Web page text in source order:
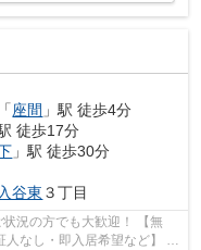
「座間 」駅 徒歩4分
徒歩17分
」駅 徒歩30分
入谷東 ３丁目
況の方でも大歓迎！ 【無
なし・即入居希望など】 ネ